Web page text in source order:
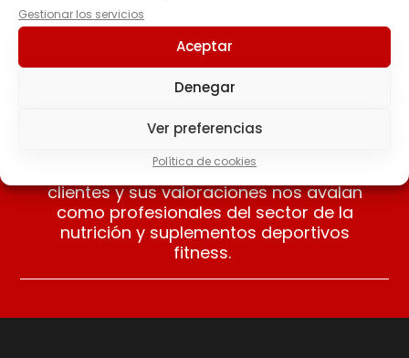
Gestionar los servicios
Aceptar
Denegar
Ver preferencias
Política de cookies
Añadir al carrito
Nuestros clientes opinan
Apreciamos las opiniones de nuestros
clientes y sus valoraciones nos avalan
como profesionales del sector de la
nutrición y suplementos deportivos
fitness.